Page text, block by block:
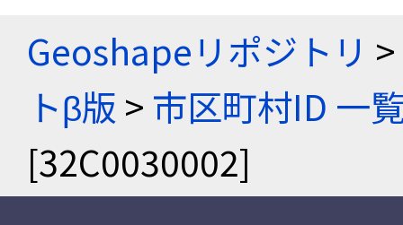
Geoshapeリポジトリ >
トβ版 > 市区町村ID 一
[32C0030002]